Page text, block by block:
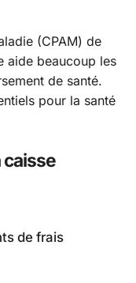
(CPAM) de
aide beaucoup les
de santé.
pour la santé
caisse
de frais